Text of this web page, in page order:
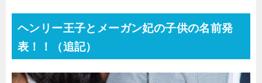
ヘンリー王子とメーガン妃の子供の名前発
表！！（追記）